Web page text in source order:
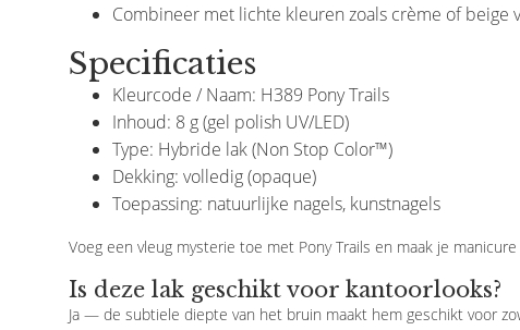
Combineer met lichte kleuren zoals crème of beige
Specificaties
Kleurcode / Naam: H389 Pony Trails
Inhoud: 8 g (gel polish UV/LED)
Type: Hybride lak (Non Stop Color™)
Dekking: volledig (opaque)
Toepassing: natuurlijke nagels, kunstnagels
Voeg een vleug mysterie toe met Pony Trails en maak je
Is deze lak geschikt voor kantoorlooks?
Ja — de subtiele diepte van het bruin maakt hem geschikt voor